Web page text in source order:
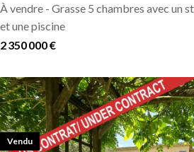
À vendre - Grasse 5 chambres avec un
et une piscine
2 350 000 €
Vendu